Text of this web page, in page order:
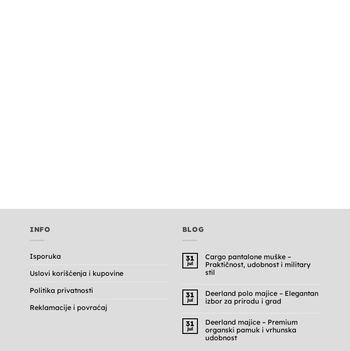
INFO
Isporuka
Uslovi korišćenja i kupovine
Politika privatnosti
Reklamacije i povraćaj
BLOG
31
jul
Cargo pantalone muške –
Praktičnost, udobnost i military
stil
na
Cargo
pantalone
Praktičnost,
udobnost
i
military
stil
31
jul
Deerland polo majice – Elegantan
izbor za prirodu i grad
na
Deerland
polo
majice
–
31
jul
Deerland majice – Premium
organski pamuk i vrhunska
udobnost